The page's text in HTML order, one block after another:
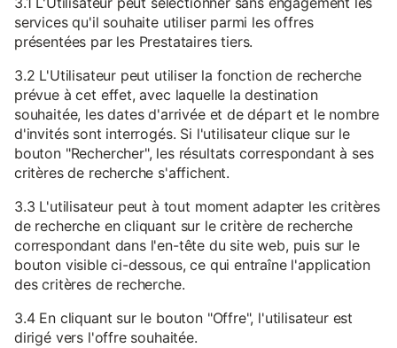
services qu'il souhaite utiliser parmi les offres
présentées par les Prestataires tiers.
3.2 L'Utilisateur peut utiliser la fonction de recherche
prévue à cet effet, avec laquelle la destination
souhaitée, les dates d'arrivée et de départ et le nombre
d'invités sont interrogés. Si l'utilisateur clique sur le
bouton "Rechercher", les résultats correspondant à ses
critères de recherche s'affichent.
3.3 L'utilisateur peut à tout moment adapter les critères
de recherche en cliquant sur le critère de recherche
correspondant dans l'en-tête du site web, puis sur le
bouton visible ci-dessous, ce qui entraîne l'application
des critères de recherche.
3.4 En cliquant sur le bouton "Offre", l'utilisateur est
dirigé vers l'offre souhaitée.